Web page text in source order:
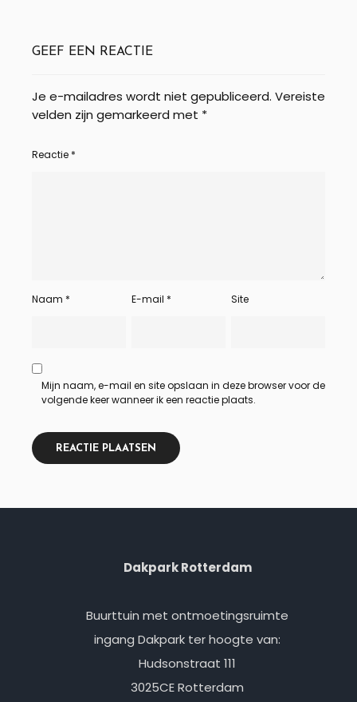
GEEF EEN REACTIE
Je e-mailadres wordt niet gepubliceerd. Vereiste
velden zijn gemarkeerd met *
Reactie *
Naam * E-mail * Site
Mijn naam, e-mail en site opslaan in deze browser voor de
volgende keer wanneer ik een reactie plaats.
Dakpark Rotterdam
Buurttuin met ontmoetingsruimte
ingang Dakpark ter hoogte van:
Hudsonstraat 111
3025CE Rotterdam